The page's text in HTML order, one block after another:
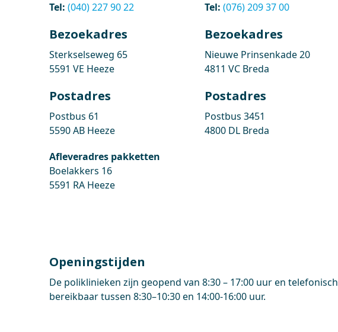
Tel: (040) 227 90 22
Bezoekadres
Sterkselseweg 65
5591 VE Heeze
Postadres
Postbus 61
5590 AB Heeze
Afleveradres pakketten
Boelakkers 16
5591 RA Heeze
Tel: (076) 209 37 00
Bezoekadres
Nieuwe Prinsenkade 20
4811 VC Breda
Postadres
Postbus 3451
4800 DL Breda
Openingstijden
De poliklinieken zijn geopend van 8:30 – 17:00 uur en telefonisch
bereikbaar tussen 8:30–10:30 en 14:00-16:00 uur.